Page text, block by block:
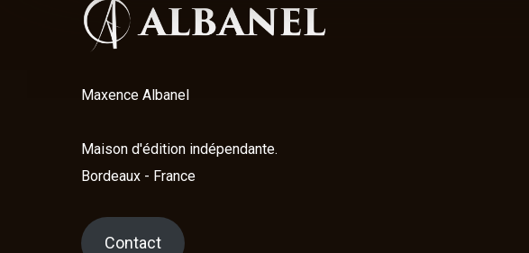
Maxence Albanel
Maison d'édition indépendante.
Bordeaux - France
Contact